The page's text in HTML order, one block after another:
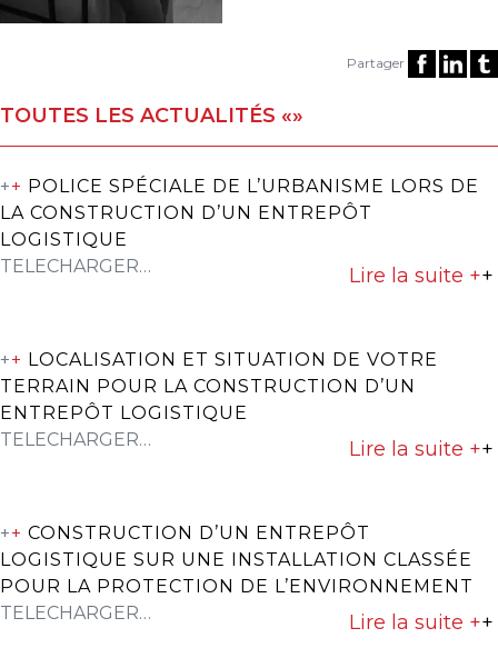
Partager
TOUTES LES ACTUALITÉS «»
++ POLICE SPÉCIALE DE L’URBANISME LORS DE
LA CONSTRUCTION D’UN ENTREPÔT
LOGISTIQUE
TELECHARGER…
Lire la suite ++
++ LOCALISATION ET SITUATION DE VOTRE
TERRAIN POUR LA CONSTRUCTION D’UN
ENTREPÔT LOGISTIQUE
TELECHARGER…
Lire la suite ++
++ CONSTRUCTION D’UN ENTREPÔT
LOGISTIQUE SUR UNE INSTALLATION CLASSÉE
POUR LA PROTECTION DE L’ENVIRONNEMENT
TELECHARGER…
Lire la suite ++